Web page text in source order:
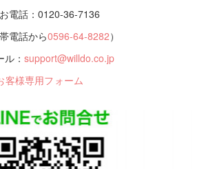
お電話：0120-36-7136
帯電話から0596-64-8282）
ル： support@willdo.co.jp
客様専用フォーム